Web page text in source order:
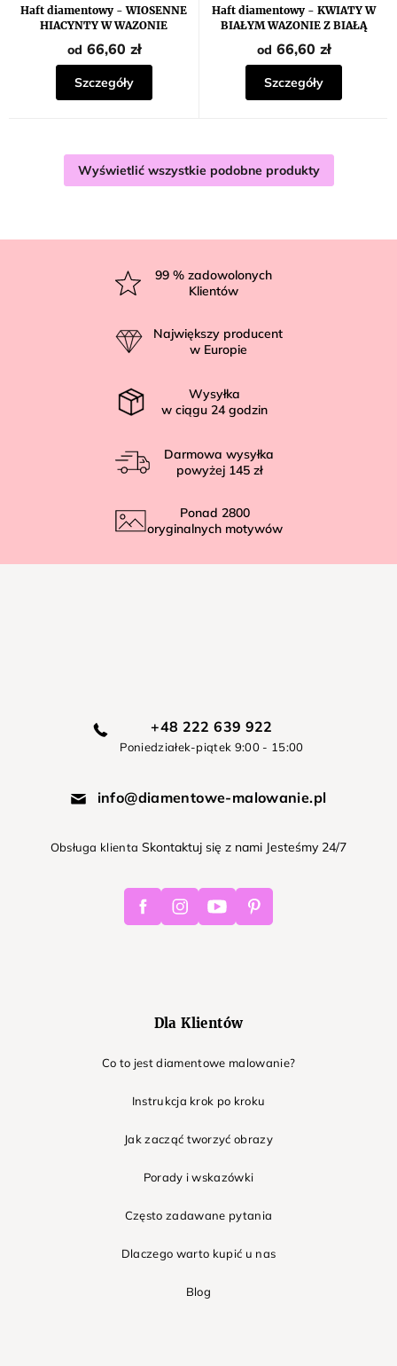
Haft diamentowy - WIOSENNE
HIACYNTY W WAZONIE
od 66,60 zł
Szczegóły
Haft diamentowy - KWIATY W
BIAŁYM WAZONIE Z BIAŁĄ
FILIŻANKĄ
od 66,60 zł
Szczegóły
Wyświetlić wszystkie podobne produkty
99 % zadowolonych
Klientów
Największy producent
w Europie
Wysyłka
w ciągu 24 godzin
Darmowa wysyłka
powyżej 145 zł
Ponad 2800
oryginalnych motywów
+48 222 639 922
Poniedziałek-piątek 9:00 - 15:00
info@diamentowe-malowanie.pl
Obsługa klienta Skontaktuj się z nami Jesteśmy 24/7
FacebookInstagramYoutube Pinterest
Dla Klientów
Co to jest diamentowe malowanie?
Instrukcja krok po kroku
Jak zacząć tworzyć obrazy
Porady i wskazówki
Często zadawane pytania
Dlaczego warto kupić u nas
Blog